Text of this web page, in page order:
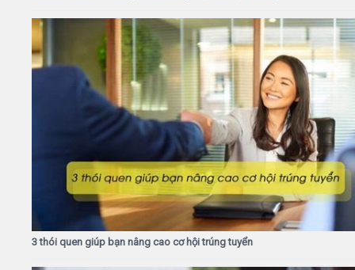
3 thói quen giúp bạn nâng cao cơ hội trúng tuyển